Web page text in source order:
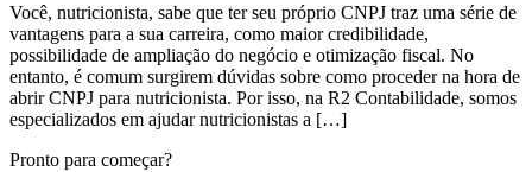
Você, nutricionista, sabe que ter seu próprio CNPJ traz uma série de
vantagens para a sua carreira, como maior credibilidade,
possibilidade de ampliação do negócio e otimização fiscal. No
entanto, é comum surgirem dúvidas sobre como proceder na hora de
abrir CNPJ para nutricionista. Por isso, na R2 Contabilidade, somos
especializados em ajudar nutricionistas a […]
Pronto para começar?